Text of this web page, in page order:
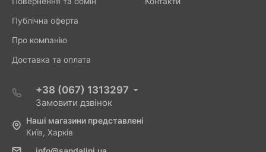
Публічна оферта
Про компанію
Доставка та оплата
+38 (067) 1313297
Замовити дзвінок
Наші магазини представлені
Київ, Харків